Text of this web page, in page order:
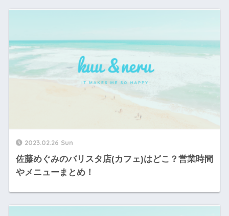
2023.02.26 Sun
佐藤めぐみのバリスタ店(カフェ)はどこ？営業時間
やメニューまとめ！